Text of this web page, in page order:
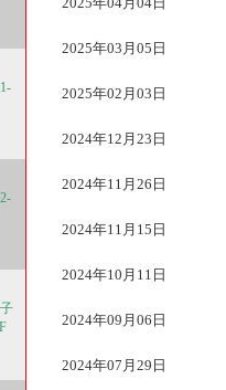
2025年04月04日
2025年03月05日
2025年02月03日
2024年12月23日
2024年11月26日
2024年11月15日
2024年10月11日
2024年09月06日
2024年07月29日